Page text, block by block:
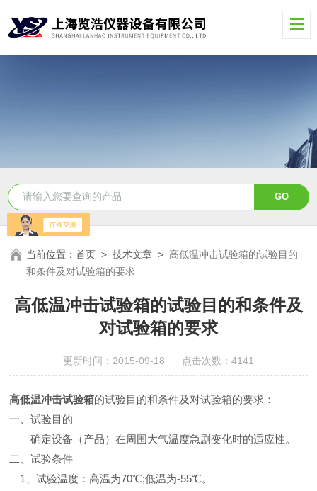
当前位置：首页 >技术文章 > 高低温冲击试验箱的试验目的
和条件及对试验箱的要求
高低温冲击试验箱的试验目的和条件及
对试验箱的要求
更新时间：2015-09-18 点击次数：4141
高低温冲击试验箱的试验目的和条件及对试验箱的要求 ：
一、试验目的
确定设备（产品）在周围大气温度急剧变化时的适应性。
二、试验条件
1
、试验温度：高温为70℃;低温为-55℃。